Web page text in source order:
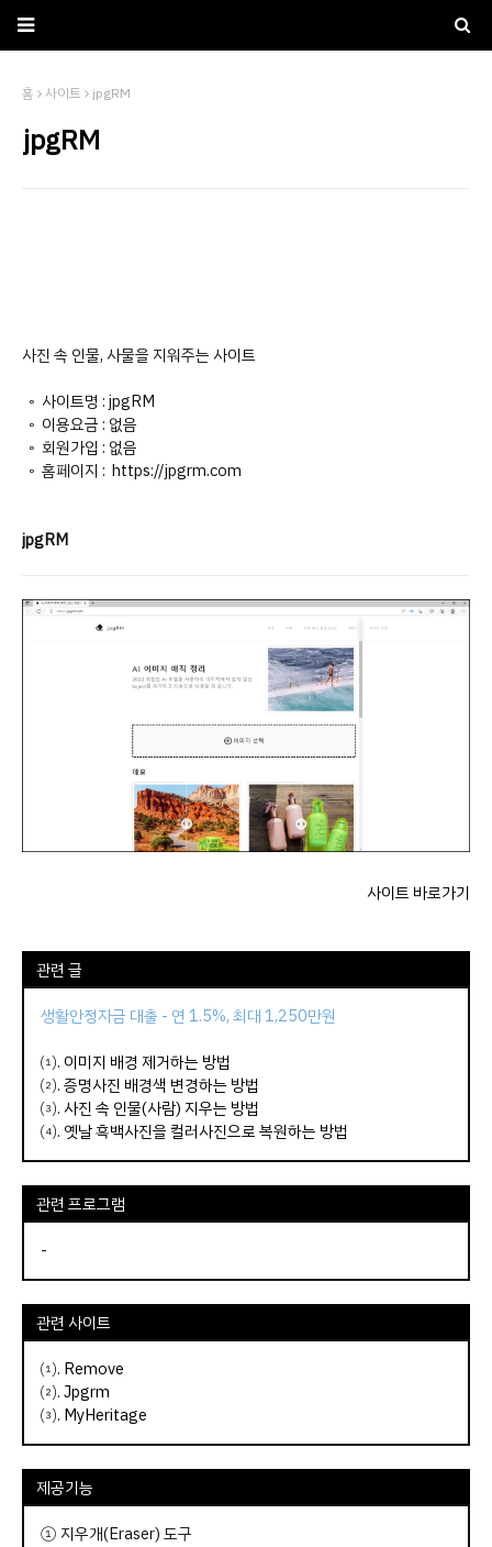
홈 사이트 jpgRM
jpgRM
사진 속 인물, 사물을 지워주는 사이트
◦ 사이트명 : jpgRM
◦ 이용요금 : 없음
◦ 회원가입 : 없음
◦ 홈페이지 : https://jpgrm.com
jpgRM
사이트 바로가기
관련 글
생활안정자금 대출 - 연 1.5%, 최대 1,250만원
⑴. 이미지 배경 제거하는 방법
⑵.증명사진 배경색 변경하는 방법
⑶. 사진 속 인물(사람) 지우는 방법
⑷. 옛날 흑백사진을 컬러사진으로 복원하는 방법
관련 프로그램
-
관련 사이트
⑴. Remove
⑵.Jpgrm
⑶. MyHeritage
제공기능
① 지우개(Eraser) 도구